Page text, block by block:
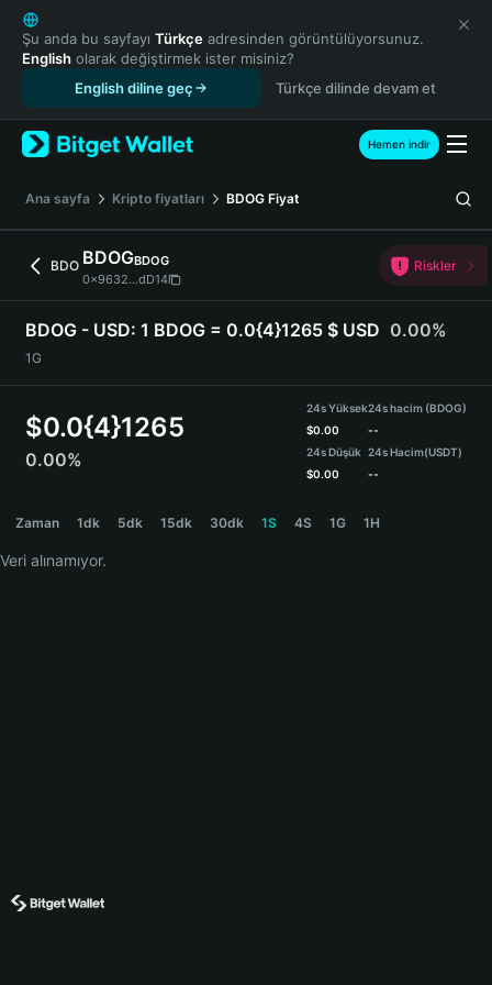
English
日本語
Tiếng Việt
Español (Latinoamérica)
Türkçe
Français
Deutsch
繁體中文
Português (Portugal)
Bahasa Indonesia
ภาษาไทย
हिन्दी
Español
Português (Brasil)
Şu anda bu sayfayı Türkçe adresinden görüntülüyorsunuz.
English olarak değiştirmek ister misiniz?
English diline geç
Türkçe dilinde devam et
Hemen indir
Ana sayfa Kripto fiyatları BDOG Fiyat
BDO BDOGBDOG
0x9632...dD14
Riskler
BDOG - USD: 1 BDOG = 0.0{4}1265 $ USD 0.00%
1G
$0.0{4}1265
0.00%
24s Yüksek
$0.00
24s Düşük
$0.00
24s hacim (BDOG)
--
24s Hacim(USDT)
--
Zaman 1dk 5dk 15dk 30dk 1S 4S 1G 1H
Veri alınamıyor.